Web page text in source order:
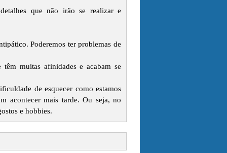
que não irão se realizar e
Poderemos ter problemas de
muitas afinidades e acabam se
de esquecer como estamos
acontecer mais tarde. Ou seja, no
e hobbies.